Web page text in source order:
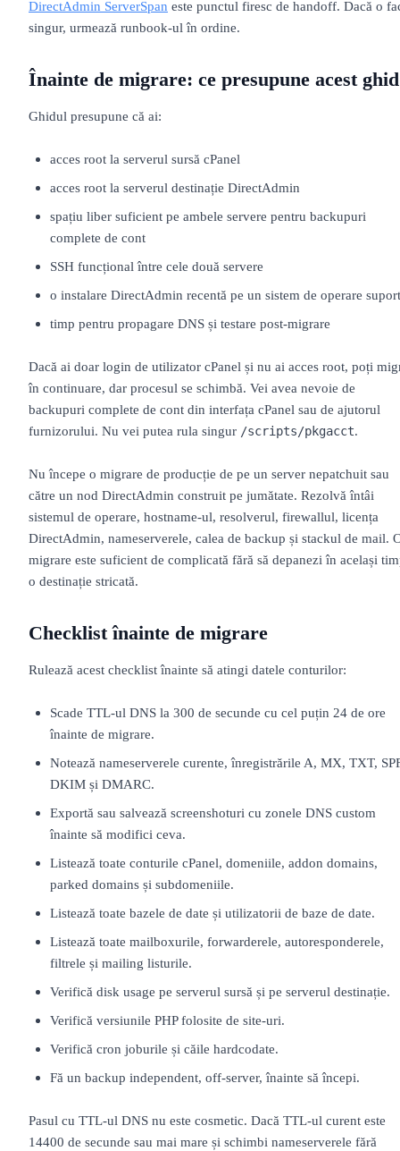
DirectAdmin ServerSpan este punctul firesc de handoff. Dacă o
singur, urmează runbook-ul în ordine.
Înainte de migrare: ce presupune acest ghid
Ghidul presupune că ai:
acces root la serverul sursă cPanel
acces root la serverul destinație DirectAdmin
spațiu liber suficient pe ambele servere pentru backupuri
complete de cont
SSH funcțional între cele două servere
o instalare DirectAdmin recentă pe un sistem de operare
timp pentru propagare DNS și testare post-migrare
Dacă ai doar login de utilizator cPanel și nu ai acces root, poți
în continuare, dar procesul se schimbă. Vei avea nevoie de
backupuri complete de cont din interfața cPanel sau de ajutorul
furnizorului. Nu vei putea rula singur /scripts/pkgacct.
Nu începe o migrare de producție de pe un server nepatchuit sau
către un nod DirectAdmin construit pe jumătate. Rezolvă întâi
sistemul de operare, hostname-ul, resolverul, firewallul, licența
DirectAdmin, nameserverele, calea de backup și stackul de mail.
migrare este suficient de complicată fără să depanezi în același
o destinație stricată.
Checklist înainte de migrare
Rulează acest checklist înainte să atingi datele conturilor:
Scade TTL-ul DNS la 300 de secunde cu cel puțin 24 de ore
înainte de migrare.
Notează nameserverele curente, înregistrările A, MX, TXT,
DKIM și DMARC.
Exportă sau salvează screenshoturi cu zonele DNS custom
înainte să modifici ceva.
Listează toate conturile cPanel, domeniile, addon domains,
parked domains și subdomeniile.
Listează toate bazele de date și utilizatorii de baze de date.
Listează toate mailboxurile, forwarderele, autoresponderele,
filtrele și mailing listurile.
Verifică disk usage pe serverul sursă și pe serverul destinație.
Verifică versiunile PHP folosite de site-uri.
Verifică cron joburile și căile hardcodate.
Fă un backup independent, off-server, înainte să începi.
Pasul cu TTL-ul DNS nu este cosmetic. Dacă TTL-ul curent este
14400 de secunde sau mai mare și schimbi nameserverele fără